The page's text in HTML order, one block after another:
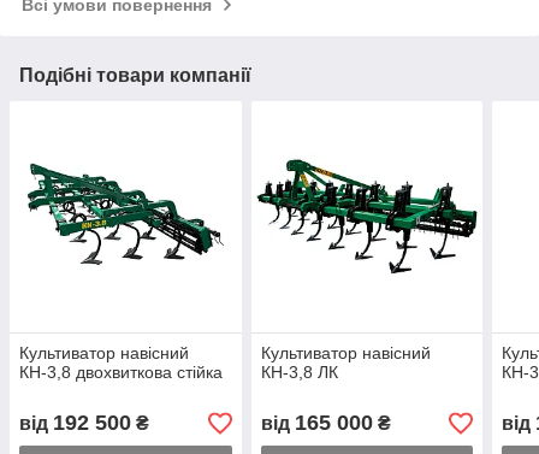
Всі умови повернення
Подібні товари компанії
Культиватор навісний
КН-3,8 двохвиткова стійка
від 192 500 ₴
Культиватор навісний
КН-3,8 ЛК
від 165 000₴
КН-
від